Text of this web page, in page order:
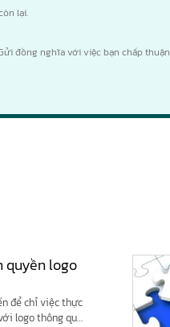
lại.
đồng nghĩa với việc bạn chấp thuận
quyền logo
để chỉ việc thực
logo thông qua